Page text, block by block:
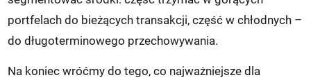
portfelach do bieżących transakcji, część w chłodnych –
do długoterminowego przechowywania.
Na koniec wróćmy do tego, co najważniejsze dla